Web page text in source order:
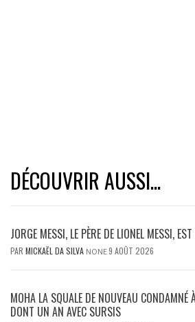
DÉCOUVRIR AUSSI...
JORGE MESSI, LE PÈRE DE LIONEL MESSI,
PAR MICKAËL DA SILVA NONE9 AOÛT 2026
MOHA LA SQUALE DE NOUVEAU CONDAMNÉ
DONT UN AN AVEC SURSIS